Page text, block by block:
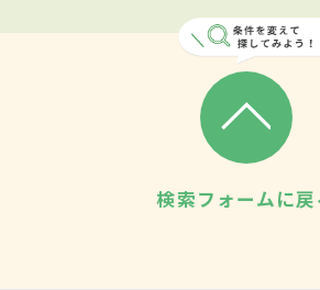
検索フォームに戻